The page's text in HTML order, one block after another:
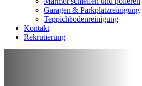
Garagen & Parkplatzreinigung
Teppichbodenreinigung
Kontakt
Rekrutierung